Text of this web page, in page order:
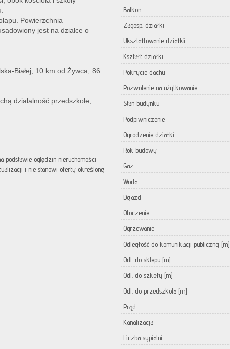
Powierzchnia
jest na działce o
Białej, 10 km od Żywca, 86
działalność przedszkole,
podstawie oględzin nieruchomości
i nie stanowi oferty określonej
Balkon
Zagosp. działki
Ukształtowanie działki
Kształt działki
Pokrycie dachu
Pozwolenie na użytkowanie
Stan budynku
Podpiwniczenie
Ogrodzenie działki
Rok budowy
Gaz
Woda
Dojazd
Otoczenie
Ogrzewanie
Odległość do komunikacji publicznej [m]
Odl. do sklepu [m]
Odl. do szkoły [m]
Odl. do przedszkola [m]
Prąd
Kanalizacja
Liczba sypialni